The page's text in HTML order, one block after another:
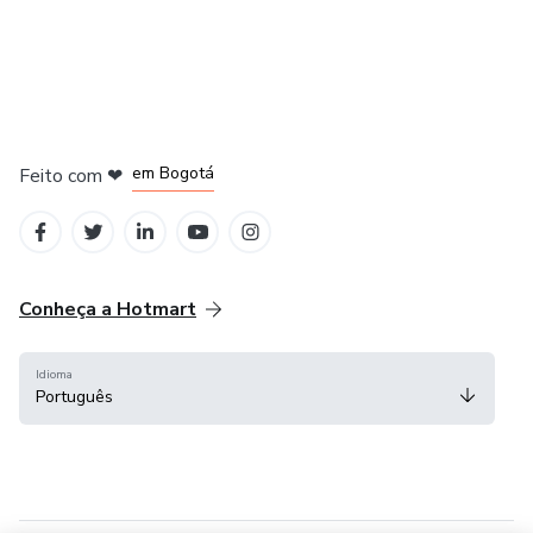
Feito com ❤ em Bogotá
Conheça a Hotmart
Idioma
Português